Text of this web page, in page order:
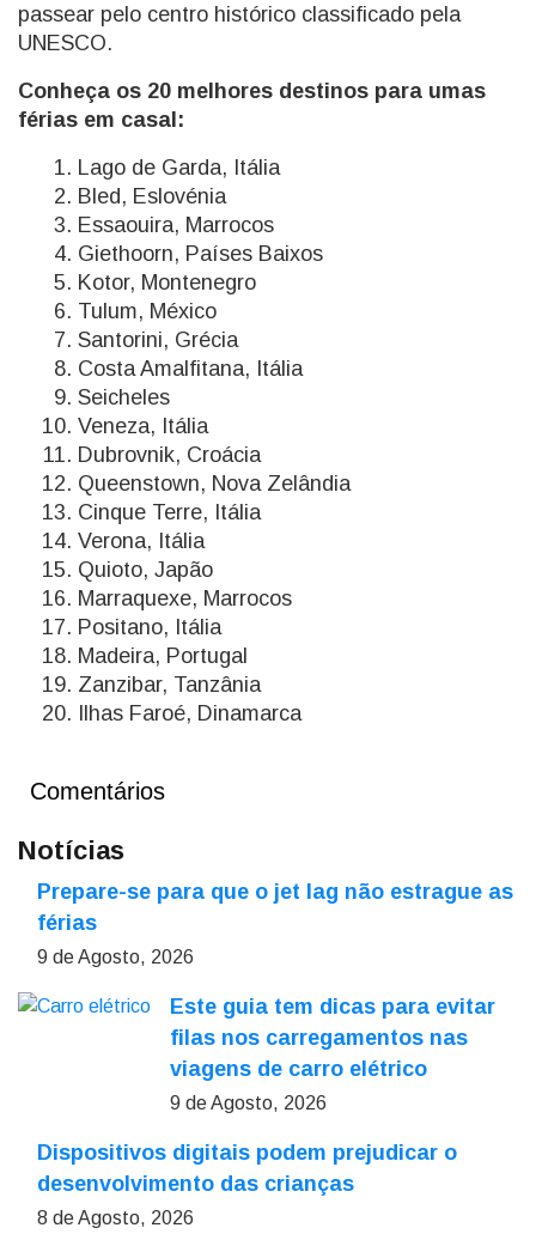
passear pelo centro histórico classificado pela
UNESCO.
Conheça os 20 melhores destinos para umas
férias em casal:
Lago de Garda, Itália
Bled, Eslovénia
Essaouira, Marrocos
Giethoorn, Países Baixos
Kotor, Montenegro
Tulum, México
Santorini, Grécia
Costa Amalfitana, Itália
Seicheles
Veneza, Itália
Dubrovnik, Croácia
Queenstown, Nova Zelândia
Cinque Terre, Itália
Verona, Itália
Quioto, Japão
Marraquexe, Marrocos
Positano, Itália
Madeira, Portugal
Zanzibar, Tanzânia
Ilhas Faroé, Dinamarca
Comentários
Notícias
Prepare-se para que o jet lag não estrague as
férias
9 de Agosto, 2026
Este guia tem dicas para evitar
filas nos carregamentos nas
viagens de carro elétrico
9 de Agosto, 2026
Dispositivos digitais podem prejudicar o
desenvolvimento das crianças
8 de Agosto, 2026